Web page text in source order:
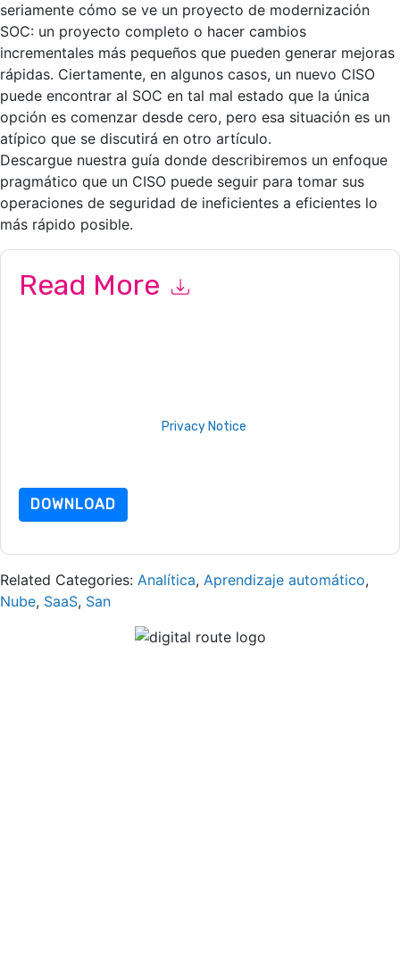
seriamente cómo se ve un proyecto de modernización
SOC: un proyecto completo o hacer cambios
incrementales más pequeños que pueden generar mejoras
rápidas. Ciertamente, en algunos casos, un nuevo CISO
puede encontrar al SOC en tal mal estado que la única
opción es comenzar desde cero, pero esa situación es un
atípico que se discutirá en otro artículo.
Descargue nuestra guía donde describiremos un enfoque
pragmático que un CISO puede seguir para tomar sus
operaciones de seguridad de ineficientes a eficientes lo
más rápido posible.
Read More
Privacy Notice
DOWNLOAD
Related Categories: Analítica, Aprendizaje automático,
Nube, SaaS, San